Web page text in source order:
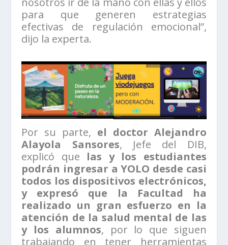
para que generen estrategias
efectivas de regulación emocional”,
dijo la experta.
Por su parte, el doctor Alejandro
Alayola Sansores, Jefe del DIB,
explicó que las y los estudiantes
podrán ingresar a YOLO desde casi
todos los dispositivos electrónicos,
y expresó que la Facultad ha
realizado un gran esfuerzo en la
atención de la salud mental de las
y los alumnos, por lo que siguen
trabajando en tener herramientas